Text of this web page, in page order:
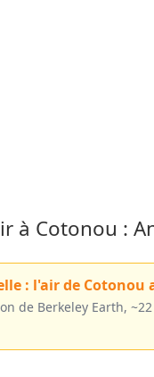
à Cotonou :
: l'air de
de Berkeley Earth,